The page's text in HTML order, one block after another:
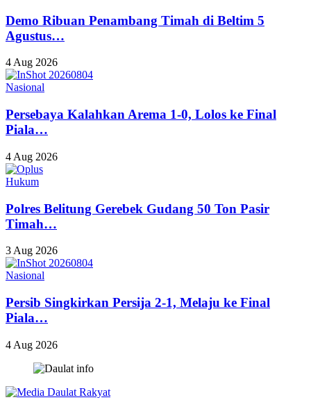
Demo Ribuan Penambang Timah di Beltim 5
Agustus…
4 Aug 2026
Nasional
Persebaya Kalahkan Arema 1-0, Lolos ke Final
Piala…
4 Aug 2026
Hukum
Polres Belitung Gerebek Gudang 50 Ton Pasir
Timah…
3 Aug 2026
Nasional
Persib Singkirkan Persija 2-1, Melaju ke Final
Piala…
4 Aug 2026